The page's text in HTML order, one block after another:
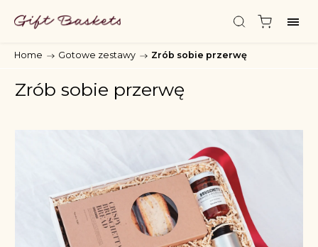
Home / Gotowe zestawy / Zrób sobie przerwę
Zrób sobie przerwę